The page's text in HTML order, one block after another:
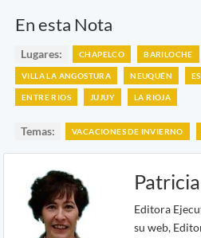
En esta Nota
Lugares: CHAPELCO BARILOCHE
VILLA LA ANGOSTURA NEUQUÉN
ENTRE RIOS JUJUY LA RIOJA
Temas: VACACIONES DE INVIERNO
Editora
su web,